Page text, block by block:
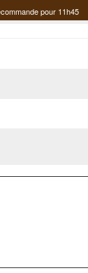
pour 11h45